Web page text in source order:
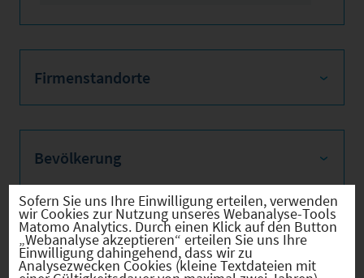
Firmenstandorte
Bevölkerung
Sozialvers. Beschäftigte
Sofern Sie uns Ihre Einwilligung erteilen, verwenden
wir Cookies zur Nutzung unseres Webanalyse-Tools
Matomo Analytics. Durch einen Klick auf den Button
„Webanalyse akzeptieren“ erteilen Sie uns Ihre
Einwilligung dahingehend, dass wir zu
Analysezwecken Cookies (kleine Textdateien mit